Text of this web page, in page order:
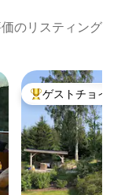
のリスティング
大好評のゲスト
ゲストチョイス